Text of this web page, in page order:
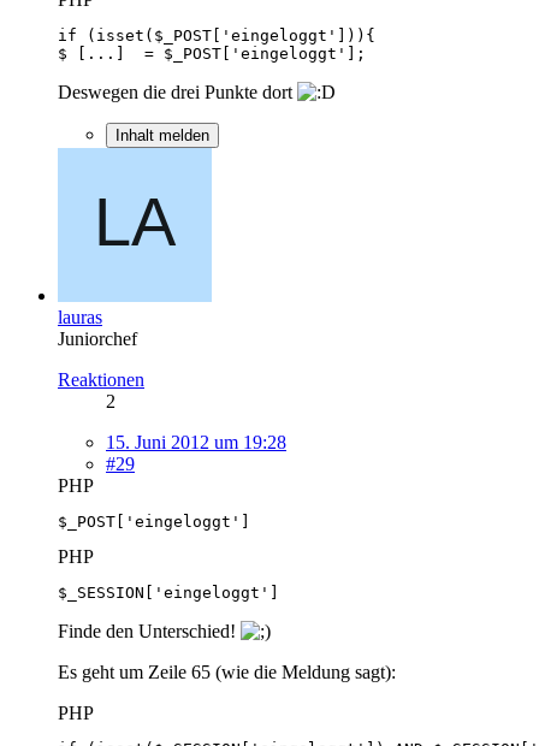
$ [...]  = $_POST['eingeloggt'];
Deswegen die drei Punkte dort
Inhalt melden
lauras
Juniorchef
Reaktionen
2
15. Juni 2012 um 19:28
#29
PHP
$_POST['eingeloggt']
PHP
$_SESSION['eingeloggt']
Finde den Unterschied!
Es geht um Zeile 65 (wie die Meldung sagt):
PHP